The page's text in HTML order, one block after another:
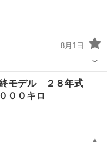
8月1日
日産リーフ
モデル ２８年式
００キロ